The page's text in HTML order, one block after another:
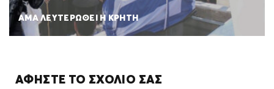
ΑΜΑ ΛΕΥΤΕΡΩΘΕΙ Η ΚΡΗΤΗ
ΑΦΉΣΤΕ ΤΟ ΣΧΌΛΙΌ ΣΑΣ